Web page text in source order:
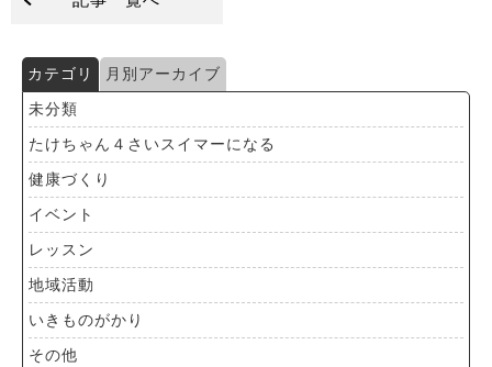
カテゴリ
月別アーカイブ
未分類
たけちゃん４さいスイマーになる
健康づくり
イベント
レッスン
地域活動
いきものがかり
その他